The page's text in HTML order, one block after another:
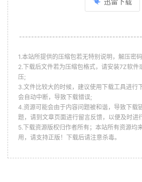
1.本站所提供的压缩包若无特别说明，解压密
2.下载后文件若为压缩包格式，请安装7Z软件
压;
3.文件比较大的时候，建议使用下载工具进行
会自动中断，导致下载错误;
4.资源可能会由于内容问题被和谐，导致下载
题，请到文章页面进行留言反馈，以便及时进
5.下载资源版权归作者所有；本站所有资源均
用，请支持正版！下载后请注意杀毒。